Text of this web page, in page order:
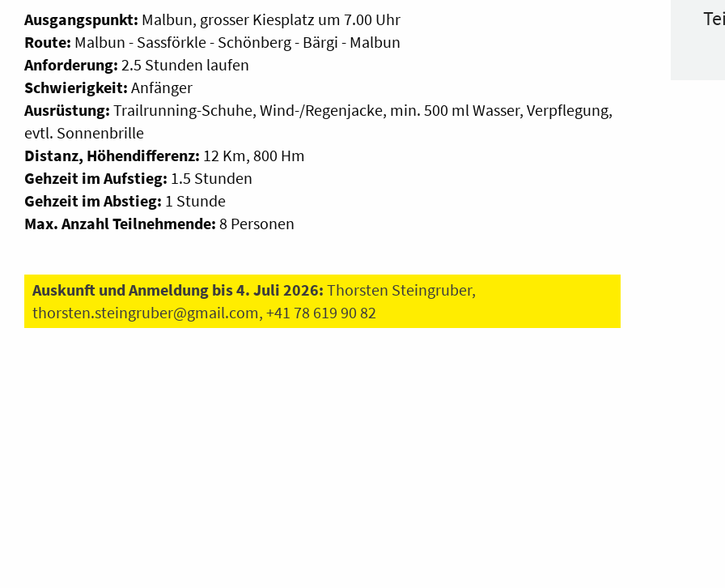
Ausgangspunkt: Malbun, grosser Kiesplatz um 7.00 Uhr
Route: Malbun - Sassförkle - Schönberg - Bärgi - Malbun
Anforderung: 2.5 Stunden laufen
Schwierigkeit: Anfänger
Ausrüstung: Trailrunning-Schuhe, Wind-/Regenjacke, min. 500 ml Wasser, Verpflegung,
evtl. Sonnenbrille
Distanz, Höhendifferenz: 12 Km, 800 Hm
Gehzeit im Aufstieg: 1.5 Stunden
Gehzeit im Abstieg: 1 Stunde
Max. Anzahl Teilnehmende: 8 Personen
Auskunft und Anmeldung bis 4. Juli 2026: Thorsten Steingruber,
thorsten.steingruber@gmail.com, +41 78 619 90 82